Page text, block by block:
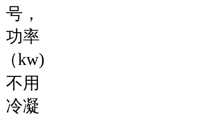
号，
功率
（kw)
不用
冷凝